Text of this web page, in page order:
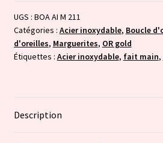
UGS : BOA AI M 211
Catégories : Acier inoxydable, Boucle
d'oreilles, Marguerites, OR gold
Étiquettes : Acier inoxydable, fait main,
Description